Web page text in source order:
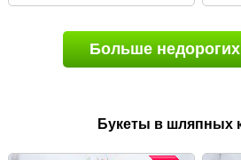
Больше
Букеты в шляпных